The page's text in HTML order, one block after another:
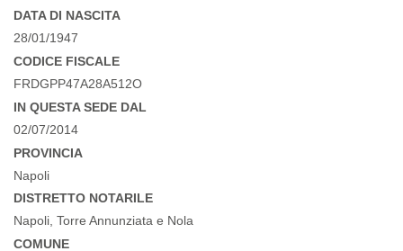
DATA DI NASCITA
28/01/1947
CODICE FISCALE
FRDGPP47A28A512O
IN QUESTA SEDE DAL
02/07/2014
PROVINCIA
Napoli
DISTRETTO NOTARILE
Napoli, Torre Annunziata e Nola
COMUNE